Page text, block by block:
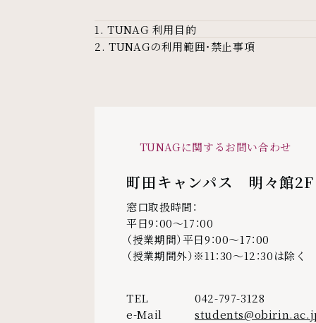
1. TUNAG 利用目的
2. TUNAGの利用範囲・禁止事項
TUNAGに関するお問い合わせ
町田キャンパス 明々館
窓口取扱時間：
平日9：00～17：00
（授業期間）平日9：00～17：00
（授業期間外）※11：30～12：30は除く
TEL
042-797-3128
e-Mail